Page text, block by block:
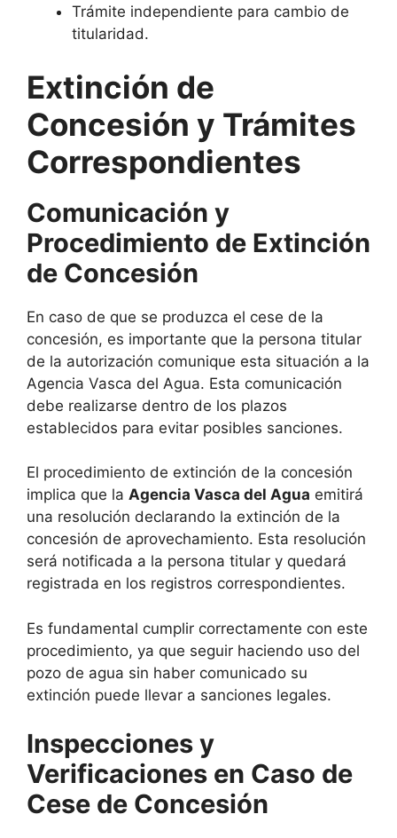
Trámite independiente para cambio de
titularidad.
Extinción de
Concesión y Trámites
Correspondientes
Comunicación y
Procedimiento de Extinción
de Concesión
En caso de que se produzca el cese de la
concesión, es importante que la persona titular
de la autorización comunique esta situación a la
Agencia Vasca del Agua. Esta comunicación
debe realizarse dentro de los plazos
establecidos para evitar posibles sanciones.
El procedimiento de extinción de la concesión
implica que la Agencia Vasca del Agua emitirá
una resolución declarando la extinción de la
concesión de aprovechamiento. Esta resolución
será notificada a la persona titular y quedará
registrada en los registros correspondientes.
Es fundamental cumplir correctamente con este
procedimiento, ya que seguir haciendo uso del
pozo de agua sin haber comunicado su
extinción puede llevar a sanciones legales.
Inspecciones y
Verificaciones en Caso de
Cese de Concesión